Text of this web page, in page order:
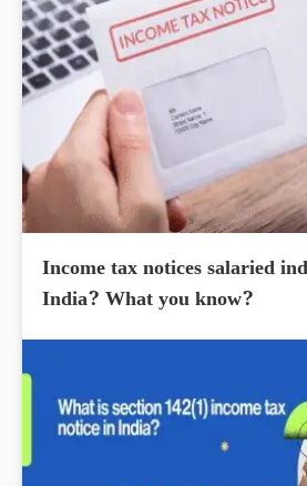
Income tax notices salaried
India? What you know?